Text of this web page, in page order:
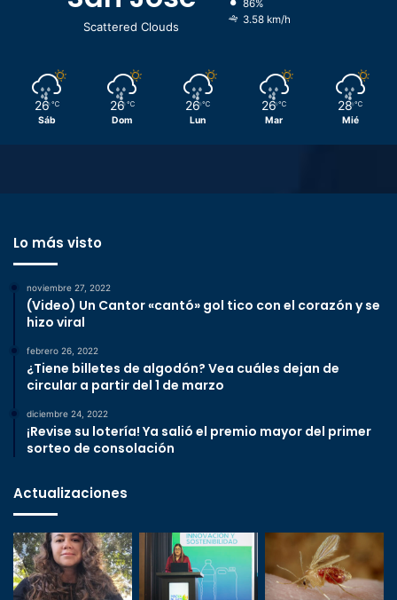
Scattered Clouds
86%
3.58 km/h
26 ℃
Sáb
26 ℃
Dom
26 ℃
Lun
26 ℃
Mar
28 ℃
Mié
Lo más visto
noviembre 27, 2022
(Video) Un Cantor «cantó» gol tico con el corazón y se
hizo viral
febrero 26, 2022
¿Tiene billetes de algodón? Vea cuáles dejan de
circular a partir del 1 de marzo
diciembre 24, 2022
¡Revise su lotería! Ya salió el premio mayor del primer
sorteo de consolación
Actualizaciones